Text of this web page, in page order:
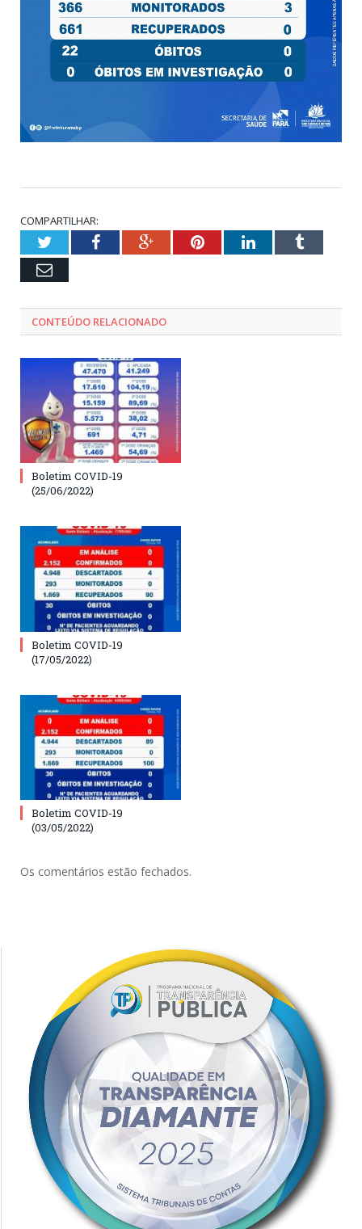
COMPARTILHAR:
TwitterFacebookGoogle+PinterestLinkedInTumblr
Email
CONTEÚDO RELACIONADO
Boletim COVID-19
(25/06/2022)
Boletim COVID-19
(17/05/2022)
Boletim COVID-19
(03/05/2022)
Os comentários estão fechados.